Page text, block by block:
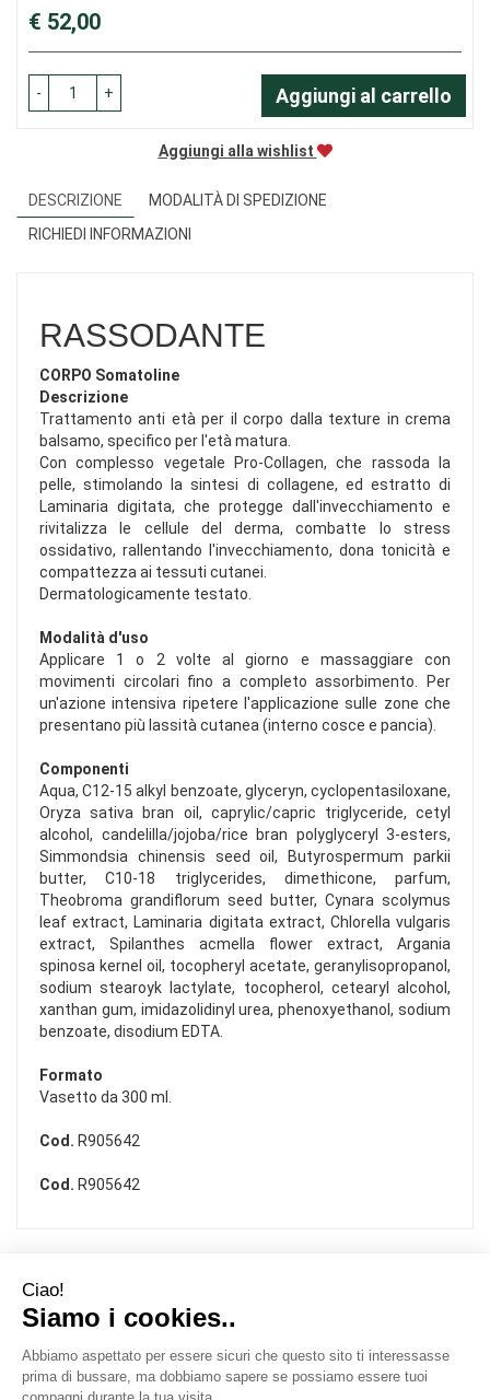
Prezzo
€ 52,00
- + Aggiungi al carrello
Aggiungi alla wishlist
DESCRIZIONE
MODALITÀ DI SPEDIZIONE
RICHIEDI INFORMAZIONI
RASSODANTE
CORPO Somatoline
Descrizione
Trattamento anti età per il corpo dalla texture in crema
balsamo, specifico per l'età matura.
Con complesso vegetale Pro-Collagen, che rassoda la
pelle, stimolando la sintesi di collagene, ed estratto di
Laminaria digitata, che protegge dall'invecchiamento e
rivitalizza le cellule del derma, combatte lo stress
ossidativo, rallentando l'invecchiamento, dona tonicità e
compattezza ai tessuti cutanei.
Dermatologicamente testato.
Modalità d'uso
Applicare 1 o 2 volte al giorno e massaggiare con
movimenti circolari fino a completo assorbimento. Per
un'azione intensiva ripetere l'applicazione sulle zone che
presentano più lassità cutanea (interno cosce e pancia).
Componenti
Aqua, C12-15 alkyl benzoate, glyceryn, cyclopentasiloxane,
Oryza sativa bran oil, caprylic/capric triglyceride, cetyl
alcohol, candelilla/jojoba/rice bran polyglyceryl 3-esters,
Simmondsia chinensis seed oil, Butyrospermum parkii
butter, C10-18 triglycerides, dimethicone, parfum,
Theobroma grandiflorum seed butter, Cynara scolymus
leaf extract, Laminaria digitata extract, Chlorella vulgaris
extract, Spilanthes acmella flower extract, Argania
spinosa kernel oil, tocopheryl acetate, geranylisopropanol,
sodium stearoyk lactylate, tocopherol, cetearyl alcohol,
xanthan gum, imidazolidinyl urea, phenoxyethanol, sodium
benzoate, disodium EDTA.
Formato
Vasetto da 300 ml.
Cod. R905642
Cod. R905642
Area Utente
Informativa Privacy
Cookie Policy
Condizioni di Vendita